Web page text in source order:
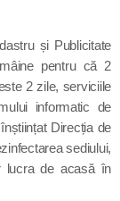
vizuală a
și Publicitate
pentru că 2
2 zile, serviciile
informatic de
Direcția de
sediului,
lucra de acasă în